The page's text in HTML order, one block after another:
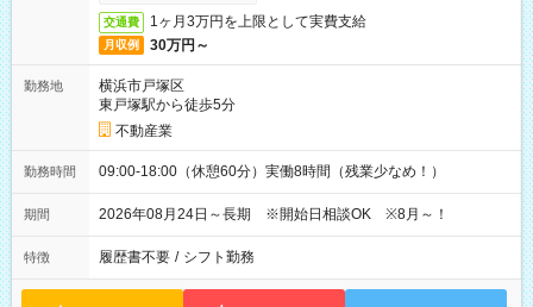
交通費 1ヶ月3万円を上限として実費支給
月収例 30万円～
勤務地
横浜市戸塚区
東戸塚駅から徒歩5分
不動産業
勤務時間 09:00-18:00（休憩60分）実働8時間（残業少なめ！）
期間 2026年08月24日～長期 ※開始日相談OK ※8月～！
特徴 履歴書不要 / シフト勤務